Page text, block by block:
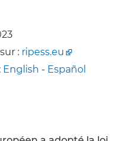
: ripess.eu
English - Español